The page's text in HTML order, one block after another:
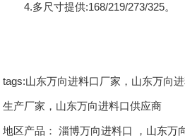
4.多尺寸提供:168/219/273/325。
tags:山东万向进料口厂家，山东万向
生产厂家，山东万向进料口供应商
地区产品：淄博万向进料口 ， 山东万